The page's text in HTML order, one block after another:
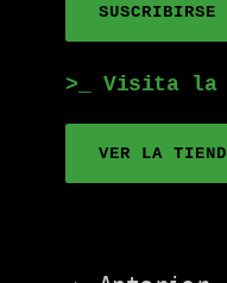
SUSCRIBIRSE
>_ Visita la
VER LA